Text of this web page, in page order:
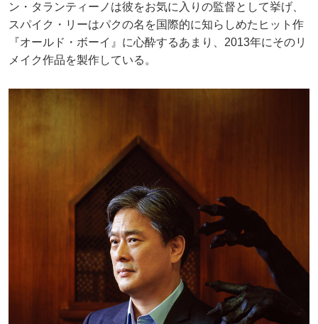
ン・タランティーノは彼をお気に入りの監督として挙げ、
スパイク・リーはパクの名を国際的に知らしめたヒット作
『オールド・ボーイ』に心酔するあまり、2013年にそのリ
メイク作品を製作している。